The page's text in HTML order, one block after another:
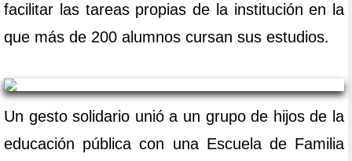
facilitar las tareas propias de la institución en la
que más de 200 alumnos cursan sus estudios.
Un gesto solidario unió a un grupo de hijos de la
educación pública con una Escuela de Familia